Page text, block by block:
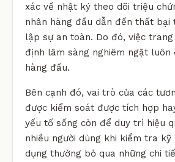
xác về nhật ký theo dõi triệu
nhân hàng đầu dẫn đến thất bại
lập sự an toàn. Do đó, việc
định lâm sàng nghiêm ngặt luôn
hàng đầu.
Bên cạnh đó, vai trò của các
được kiểm soát được tích hợp
yếu tố sống còn để duy trì hiệu
nhiều người dùng khi kiểm tra kỹ
dụng thường bỏ qua những chi